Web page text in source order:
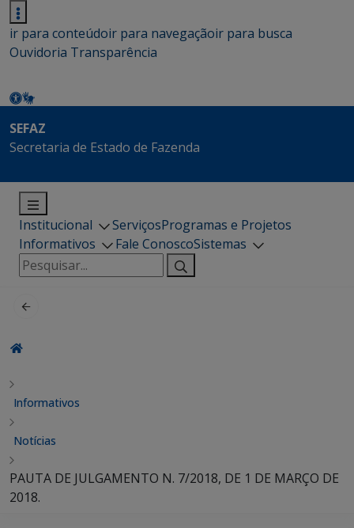
ir para conteúdoir para navegaçãoir para busca
Ouvidoria Transparência
SEFAZ
Secretaria de Estado de Fazenda
Institucional ServiçosProgramas e Projetos
Informativos
Fale ConoscoSistemas
Pesquisar
por:
Informativos
Notícias
PAUTA DE JULGAMENTO N. 7/2018, DE 1 DE MARÇO DE
2018.